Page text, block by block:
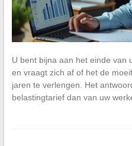
U bent bijna aan het einde van
en vraagt zich af of het de
jaren te verlengen. Het
belastingtarief dan van uw